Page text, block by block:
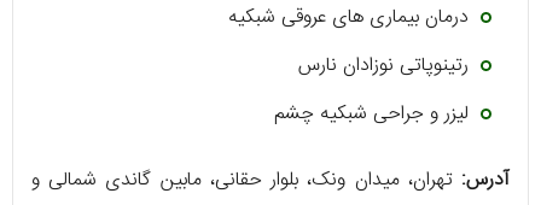
درمان بیماری‌ های عروقی شبکیه
رتینوپاتی نوزادان نارس
لیزر و جراحی شبکیه چشم
آدرس: تهران، میدان ونک، بلوار حقانی، مابین گاندی شمالی و